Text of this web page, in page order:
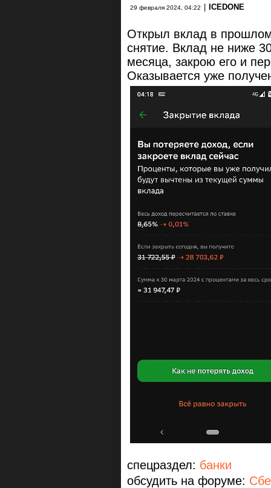
29 февраля 2024, 04:22 | ICEDONE
Открыл вклад в
снятие. Вклад не ниже
месяца, закрою его и
Оказывается уже
спецраздел: банки
обсудить на форуме: